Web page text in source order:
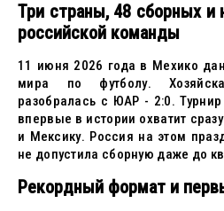
Три страны, 48 сборных и
российской команды
11 июня 2026 года в Мехико
мира по футболу.
разобралась с ЮАР - 2:0.
впервые в истории охватит
и Мексику. Россия на этом
не допустила сборную даже до
Рекордный формат и